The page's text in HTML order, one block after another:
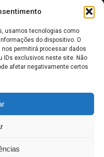
usamos tecnologias como
do dispositivo. O
permitirá processar dados
IDs exclusivos neste site. Não
afetar negativamente certos
divulgação, e não devem ser
de investimento.Leia mais